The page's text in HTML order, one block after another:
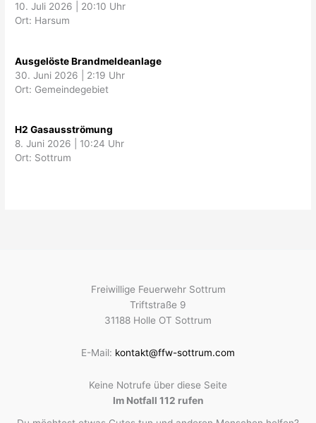
10. Juli 2026
20:10 Uhr
Ort: Harsum
Ausgelöste Brandmeldeanlage
30. Juni 2026
2:19 Uhr
Ort: Gemeindegebiet
H2 Gasausströmung
8. Juni 2026
10:24 Uhr
Ort: Sottrum
Freiwillige Feuerwehr Sottrum
Triftstraße 9
31188 Holle OT Sottrum
E-Mail: kontakt@ffw-sottrum.com
Keine Notrufe über diese Seite
Im Notfall 112 rufen